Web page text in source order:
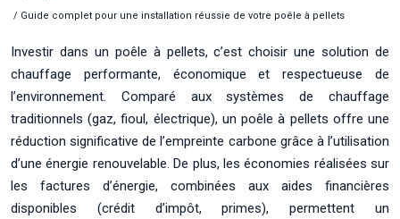
/ Guide complet pour une installation réussie de votre poêle à pellets
Investir dans un poêle à pellets, c’est choisir une solution de
chauffage performante, économique et respectueuse de
l’environnement. Comparé aux systèmes de chauffage
traditionnels (gaz, fioul, électrique), un poêle à pellets offre une
réduction significative de l’empreinte carbone grâce à l’utilisation
d’une énergie renouvelable. De plus, les économies réalisées sur
les factures d’énergie, combinées aux aides financières
disponibles (crédit d’impôt, primes), permettent un